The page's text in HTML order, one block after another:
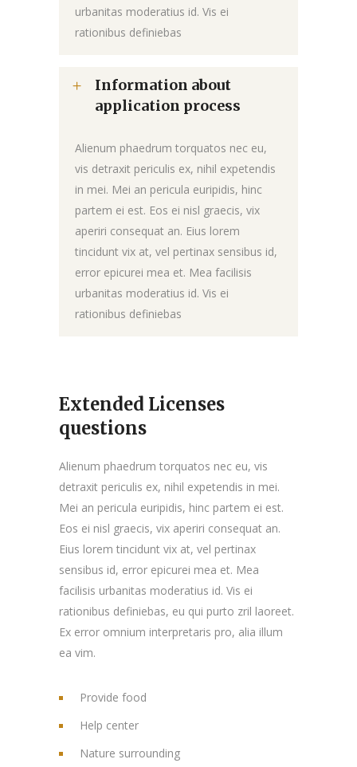
urbanitas moderatius id. Vis ei
rationibus definiebas
Information about
application process
Alienum phaedrum torquatos nec eu,
vis detraxit periculis ex, nihil expetendis
in mei. Mei an pericula euripidis, hinc
partem ei est. Eos ei nisl graecis, vix
aperiri consequat an. Eius lorem
tincidunt vix at, vel pertinax sensibus id,
error epicurei mea et. Mea facilisis
urbanitas moderatius id. Vis ei
rationibus definiebas
Extended Licenses
questions
Alienum phaedrum torquatos nec eu, vis
detraxit periculis ex, nihil expetendis in mei.
Mei an pericula euripidis, hinc partem ei est.
Eos ei nisl graecis, vix aperiri consequat an.
Eius lorem tincidunt vix at, vel pertinax
sensibus id, error epicurei mea et. Mea
facilisis urbanitas moderatius id. Vis ei
rationibus definiebas, eu qui purto zril laoreet.
Ex error omnium interpretaris pro, alia illum
ea vim.
Provide food
Help center
Nature surrounding